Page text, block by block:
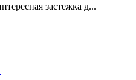
застежка д...